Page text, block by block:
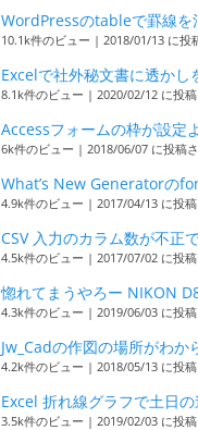
WordPressのtableで罫線を
10.1k件のビュー | 2018/01/13 に投
Excelで社外秘文書に透かし
8.1k件のビュー | 2020/02/12 に投
Accessフォームの枠が設定
6k件のビュー | 2018/06/07 に投稿
What’s New Generatorの
4.9k件のビュー | 2017/04/13 に投
CSV 入力のカラム数が不正
4.5k件のビュー | 2017/07/02 に投
惚れてまうやろー NIKON
4.3k件のビュー | 2019/06/03 に投
Jw_Cadの作図の場所がわか
4.2k件のビュー | 2018/05/13 に投
Excel 折れ線グラフで土日
3.5k件のビュー | 2019/02/03 に投